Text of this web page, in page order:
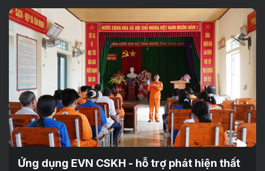
Ứng dụng EVN CSKH - hỗ trợ phát hiện thất